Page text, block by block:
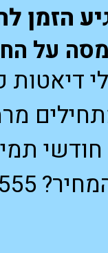
הזמן
על
דיאטות
בלבד ל- 5 חודשים!